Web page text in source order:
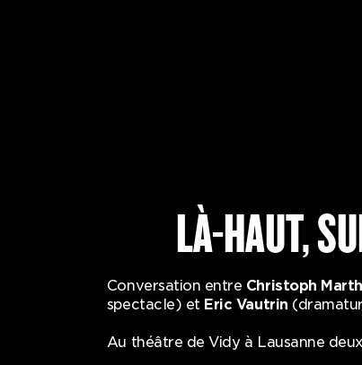
LÀ-HAUT,
Conversation entre Christoph
spectacle) et Eric Vautrin
Au théâtre de Vidy à Lausanne